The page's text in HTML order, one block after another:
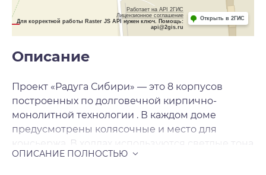
Работает на API 2ГИС
Лицензионное соглашение
Для корректной работы Raster JS API нужен ключ. Помощь:
api@2gis.ru
Открыть в 2ГИС
Описание
Проект «Радуга Сибири» — это 8 корпусов
построенных по долговечной кирпично-
монолитной технологии . В каждом доме
предусмотрены колясочные и место для
консьержа. В холлах используются светлые тона
керамогранитной плитки и установлены